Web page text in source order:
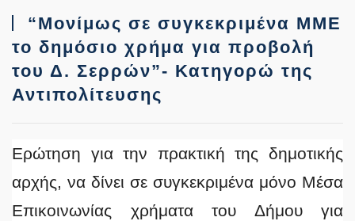
“Μονίμως σε συγκεκριμένα ΜΜΕ
το δημόσιο χρήμα για προβολή
του Δ. Σερρών”- Κατηγορώ της
Αντιπολίτευσης
Ερώτηση για την πρακτική της δημοτικής
αρχής, να δίνει σε συγκεκριμένα μόνο Μέσα
Επικοινωνίας χρήματα του Δήμου για